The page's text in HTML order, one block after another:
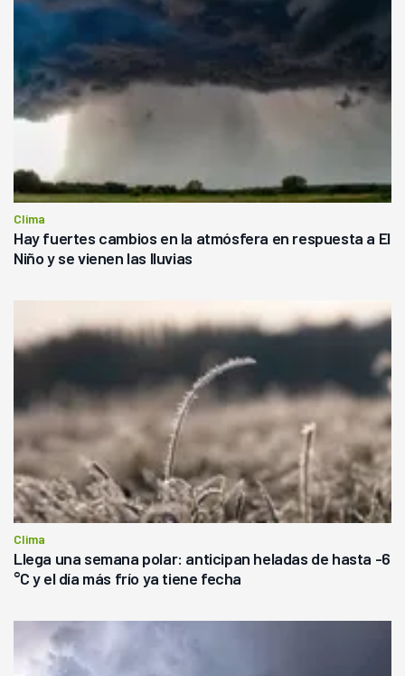
Clima
Hay fuertes cambios en la atmósfera en respuesta a El
Niño y se vienen las lluvias
Clima
Llega una semana polar: anticipan heladas de hasta -6
°C y el día más frío ya tiene fecha